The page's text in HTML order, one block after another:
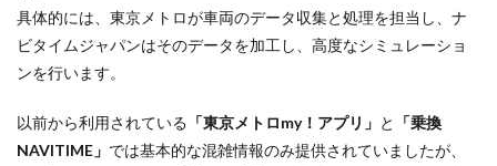
具体的には、東京メトロが車両のデータ収集と処理を担当し、ナ
ビタイムジャパンはそのデータを加工し、高度なシミュレーショ
ンを行います。
以前から利用されている 「東京メトロmy！アプリ」 と
「乗換
NAVITIME」 では基本的な混雑情報のみ提供されていましたが、